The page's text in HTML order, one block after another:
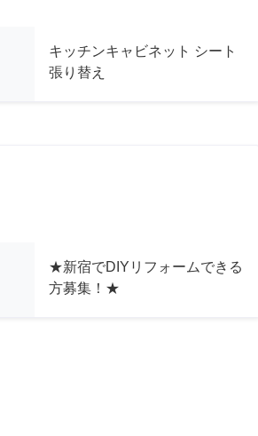
キッチンキャビネット シート
張り替え
★新宿でDIYリフォームできる
方募集！★